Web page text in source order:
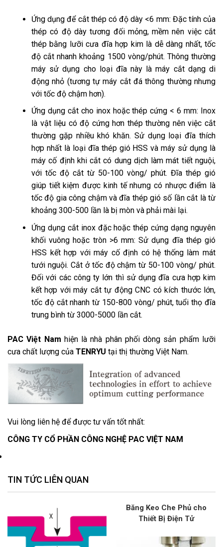
Ứng dụng để cắt thép có độ dày <6 mm: Đặc tính của
thép có độ dày tương đối mỏng, mềm nên việc cắt
thép bằng lưỡi cưa đĩa hợp kim là dễ dàng nhất, tốc
độ cắt nhanh khoảng 1500 vòng/phút. Thông thường
máy sử dụng cho loại đĩa này là máy cắt dạng di
động nhỏ (tương tự máy cắt đá thông thường nhưng
với tốc độ chậm hơn).
Ứng dụng cắt cho inox hoặc thép cứng < 6 mm: Inox
là vật liệu có độ cứng hơn thép thường nên việc cắt
thường gặp nhiều khó khăn. Sử dụng loại đĩa thích
hợp nhất là loại đĩa thép gió HSS và máy sử dụng là
máy cố định khi cắt có dung dịch làm mát tiết nguội,
với tốc độ cắt từ 50-100 vòng/ phút. Đĩa thép gió
giúp tiết kiệm được kinh tế nhưng có nhược điểm là
tốc độ gia công chậm và đĩa thép gió số lần cắt là từ
khoảng 300-500 lần là bị mòn và phải mài lại.
Ứng dụng cắt inox đặc hoặc thép cứng dạng nguyên
khối vuông hoặc tròn >6 mm: Sử dụng đĩa thép gió
HSS kết hợp với máy cố định có hệ thống làm mát
tưới nguội. Cắt ở tốc độ chậm từ 50-100 vòng/ phút.
Đối với các công ty lớn thì sử dụng đĩa cưa hợp kim
kết hợp với máy cắt tự động CNC có kích thước lớn,
tốc độ cắt nhanh từ 150-800 vòng/ phút, tuổi thọ đĩa
trung bình từ 3000-5000 lần cắt.
PAC Việt Nam hiện là nhà phân phối dòng sản phẩm lưỡi
cưa chất lượng của TENRYU tại thị thường Việt Nam.
Vui lòng liên hệ để được tư vấn tốt nhất:
CÔNG TY CỔ PHẦN CÔNG NGHỆ PAC VIỆT NAM
TIN TỨC LIÊN QUAN
Băng Keo Che Phủ cho
Thiết Bị Điện Tử